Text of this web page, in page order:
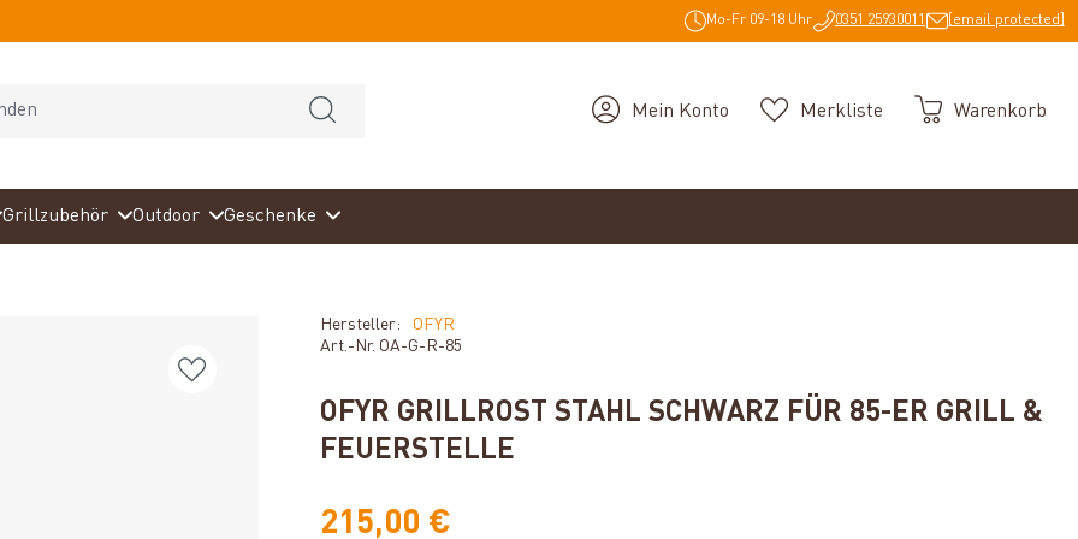
Mo-Fr 09-18 Uhr 0351 25930011 [email protected]
Mein Konto Merkliste Warenkorb
Grillzubehör Outdoor Geschenke
Hersteller:
OFYR
Art.-Nr. OA-G-R-85
OFYR GRILLROST STAHL SCHWARZ FÜR 85-ER GRILL &
FEUERSTELLE
215,00 €